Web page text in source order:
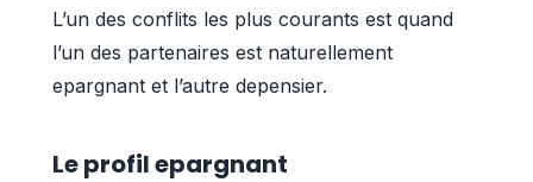
L’un des conflits les plus courants est quand
l’un des partenaires est naturellement
epargnant et l’autre depensier.
Le profil epargnant